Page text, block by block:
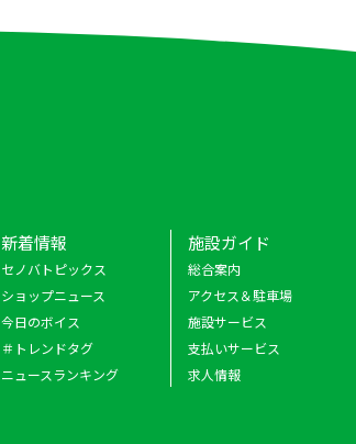
新着情報
セノバトピックス
ショップニュース
今日のボイス
＃トレンドタグ
ニュースランキング
施設ガイド
総合案内
アクセス＆駐車場
施設サービス
支払いサービス
求人情報